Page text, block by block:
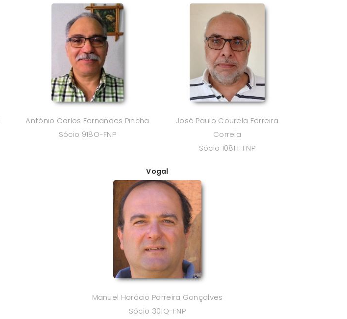
António Carlos Fernandes Pincha
Sócio 918O-FNP
José Paulo Courela Ferreira
Correia
Sócio 108H-FNP
Vogal
Manuel Horácio Parreira Gonçalves
Sócio 301Q-FNP